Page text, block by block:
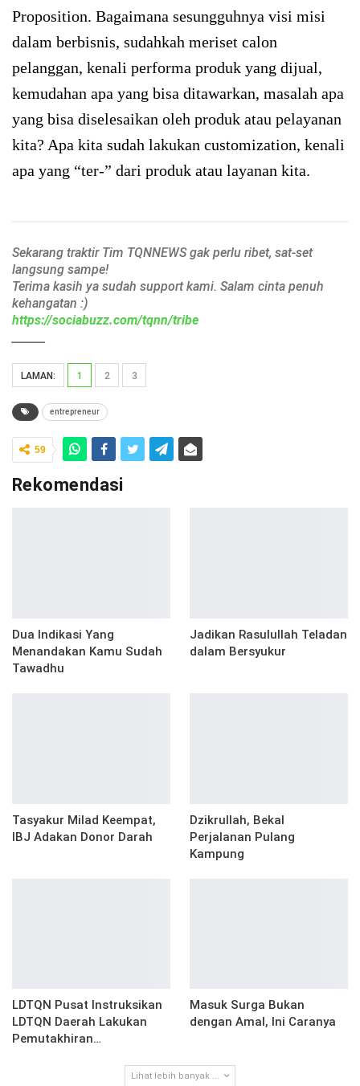
Proposition. Bagaimana sesungguhnya visi misi
dalam berbisnis, sudahkah meriset calon
pelanggan, kenali performa produk yang dijual,
kemudahan apa yang bisa ditawarkan, masalah apa
yang bisa diselesaikan oleh produk atau pelayanan
kita? Apa kita sudah lakukan customization, kenali
apa yang “ter-” dari produk atau layanan kita.
Sekarang traktir Tim TQNNEWS gak perlu ribet, sat-set
langsung sampe!
Terima kasih ya sudah support kami. Salam cinta penuh
kehangatan :)
https://sociabuzz.com/tqnn/tribe
LAMAN: 1 2 3
entrepreneur
59
Rekomendasi
Dua Indikasi Yang
Menandakan Kamu Sudah
Tawadhu
Jadikan Rasulullah Teladan
dalam Bersyukur
Tasyakur Milad Keempat,
IBJ Adakan Donor Darah
Dzikrullah, Bekal
Perjalanan Pulang
Kampung
LDTQN Pusat Instruksikan
LDTQN Daerah Lakukan
Pemutakhiran…
Masuk Surga Bukan
dengan Amal, Ini Caranya
Lihat lebih banyak ...